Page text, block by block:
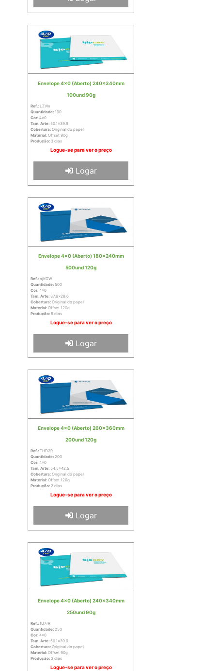
Envelope 4x0 (Aberto) 240x340mm
100und 90g
Ref.: LZVIn
Quantidade: 100
Cor: 4x0
Tam. Arte: 50.1x39.9
Cobertura: Original do papel
Material: Offset 90g
Produção: 3 dias
Logue-se para ver o preço
Logar
Envelope 4x0 (Aberto) 180x240mm
500und 120g
Ref.: njKGW
Quantidade: 500
Cor: 4x0
Tam. Arte: 37.6x28.6
Cobertura: Original do papel
Material: Offset 120g
Produção: 5 dias
Logue-se para ver o preço
Logar
Envelope 4x0 (Aberto) 260x360mm
200und 120g
Ref.: THD2R
Quantidade: 200
Cor: 4x0
Tam. Arte: 54.5x42.5
Cobertura: Original do papel
Material: Offset 120g
Produção: 2 dias
Logue-se para ver o preço
Logar
Envelope 4x0 (Aberto) 240x340mm
250und 90g
Ref.: fU7rR
Quantidade: 250
Cor: 4x0
Tam. Arte: 50.1x39.9
Cobertura: Original do papel
Material: Offset 90g
Produção: 3 dias
Logue-se para ver o preço